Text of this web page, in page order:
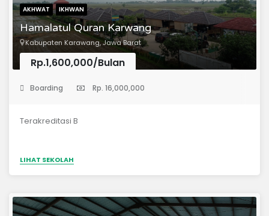
AKHWAT IKHWAN
Hamalatul Quran Karwang
Kabupaten Karawang, Jawa Barat
Rp.1,600,000/Bulan
Boarding Rp. 16,000,000
Terakreditasi B
LIHAT SEKOLAH